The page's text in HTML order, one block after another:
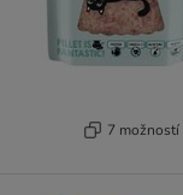
7 možností